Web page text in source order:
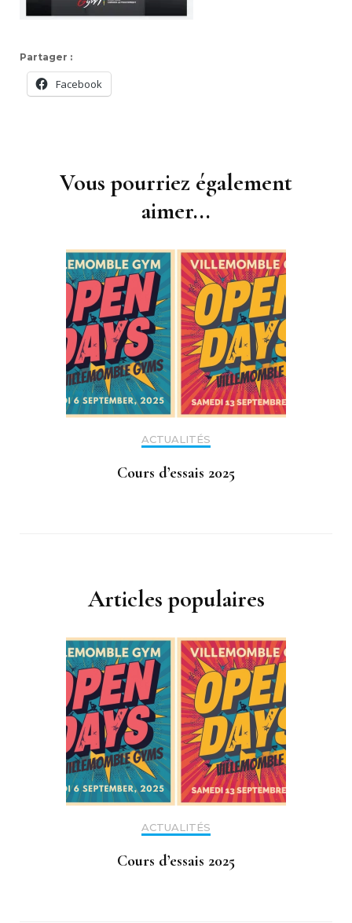
Partager :
Facebook
Vous pourriez également
aimer...
ACTUALITÉS
Cours d’essais 2025
Articles populaires
ACTUALITÉS
Cours d’essais 2025